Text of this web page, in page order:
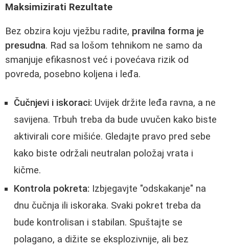
Maksimizirati Rezultate
Bez obzira koju vježbu radite, pravilna forma je
presudna. Rad sa lošom tehnikom ne samo da
smanjuje efikasnost već i povećava rizik od
povreda, posebno koljena i leđa.
Čučnjevi i iskoraci: Uvijek držite leđa ravna, a ne
savijena. Trbuh treba da bude uvučen kako biste
aktivirali core mišiće. Gledajte pravo pred sebe
kako biste održali neutralan položaj vrata i
kičme.
Kontrola pokreta: Izbjegavjte "odskakanje" na
dnu čučnja ili iskoraka. Svaki pokret treba da
bude kontrolisan i stabilan. Spuštajte se
polagano, a dižite se eksplozivnije, ali bez